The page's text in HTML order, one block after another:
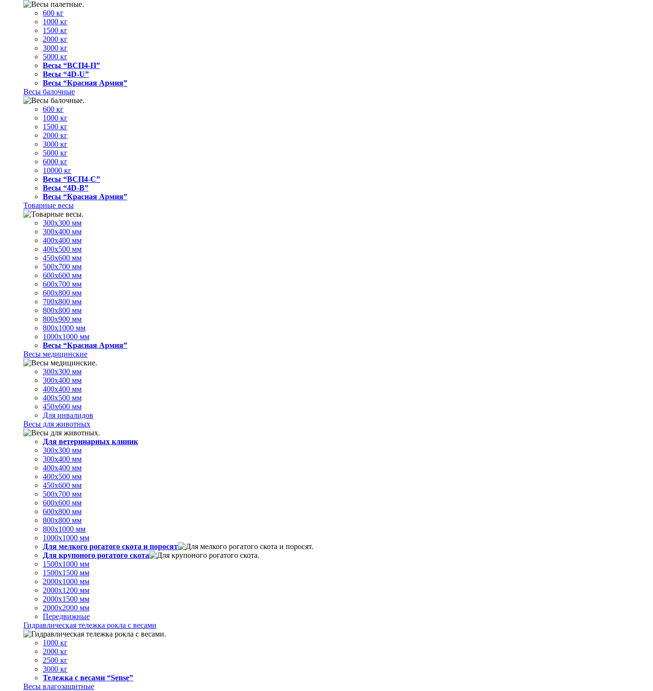
600 кг
1000 кг
1500 кг
2000 кг
3000 кг
5000 кг
Весы “ВСП4-П”
Весы “4D-U”
Весы “Красная Армия”
Весы балочные
600 кг
1000 кг
1500 кг
2000 кг
3000 кг
5000 кг
6000 кг
10000 кг
Весы “ВСП4-С”
Весы “4D-В”
Весы “Красная Армия”
Товарные весы
300х300 мм
300х400 мм
400х400 мм
400х500 мм
450х600 мм
500х700 мм
600х600 мм
600х700 мм
600х800 мм
700х800 мм
800х800 мм
800х900 мм
800х1000 мм
1000х1000 мм
Весы “Красная Армия”
Весы медицинские
300х300 мм
300х400 мм
400х400 мм
400х500 мм
450х600 мм
Для инвалидов
Весы для животных
Для ветеринарных клиник
300х300 мм
300х400 мм
400х400 мм
400х500 мм
450х600 мм
500х700 мм
600х600 мм
600х800 мм
800х800 мм
800х1000 мм
1000х1000 мм
Для мелкого рогатого скота и поросят
Для крупоного рогатого скота
1500х1000 мм
1500х1500 мм
2000х1000 мм
2000х1200 мм
2000х1500 мм
2000х2000 мм
Передвижные
Гидравлическая тележка рокла с весами
1000 кг
2000 кг
2500 кг
3000 кг
Тележка с весами “Sense”
Весы влагозащитные